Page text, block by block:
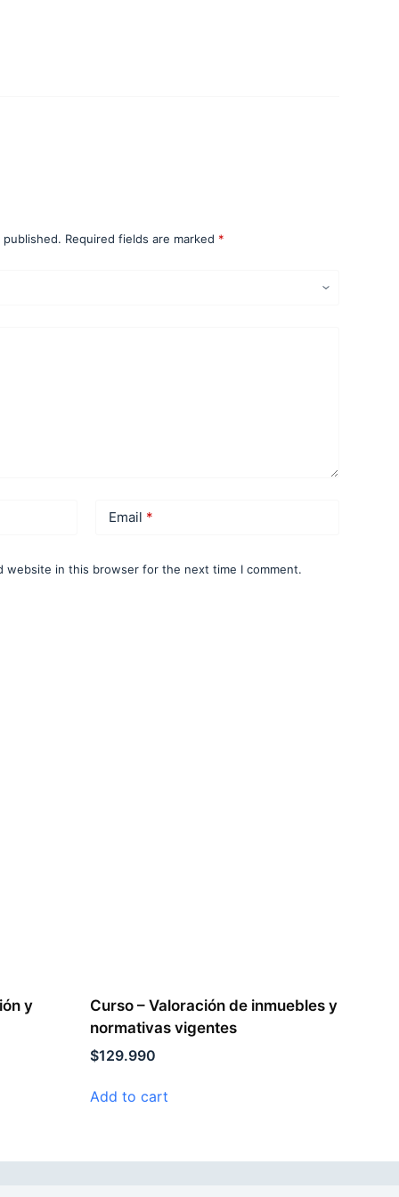
published. Required fields are marked *
Email *
website in this browser for the next time I comment.
y
Curso – Valoración de inmuebles y
normativas vigentes
$129.990
Add to cart